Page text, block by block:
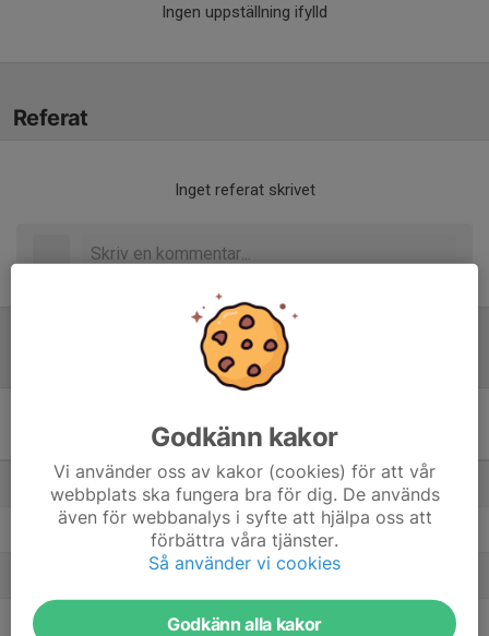
Ingen uppställning ifylld
Referat
Inget referat skrivet
M
1. Nordmarkens IBF 16 16
2. BKI Sunnanå/Hertzöga BK 16 34
16
4. Karlstad IBF Ungdom/Bredd 16 30
Godkänn kakor
Vi använder oss av kakor (cookies) för att vår
webbplats ska fungera bra för dig. De används
även för webbanalys i syfte att hjälpa oss att
förbättra våra tjänster.
Så använder vi cookies
Godkänn alla kakor